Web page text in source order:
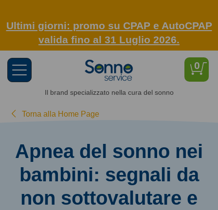
Ultimi giorni: promo su CPAP e AutoCPAP
valida fino al 31 Luglio 2026.
0
Toggle
navigation
Il brand specializzato nella cura del sonno
Torna alla Home Page
Apnea del sonno nei
bambini: segnali da
non sottovalutare e